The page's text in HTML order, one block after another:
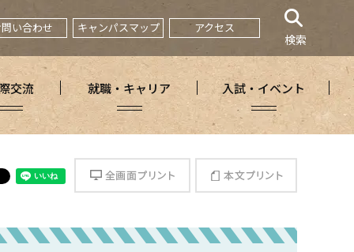
い合わせ キャンパスマップ アクセス
検索
交流 就職・キャリア 入試・イベント